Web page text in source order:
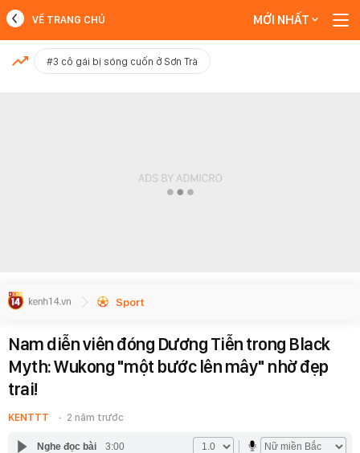
MỚI NHẤT
VỀ TRANG CHỦ MỚI NHẤT
#3 cô gái bị sóng cuốn ở Sơn Trà
Sport
Nam diễn viên đóng Dương Tiễn trong Black
Myth: Wukong "một bước lên mây" nhờ đẹp
trai!
KENTTT 2 năm trước
Nghe đọc bài 3:00